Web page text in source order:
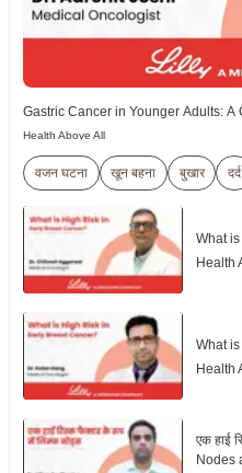
Gastric Cancer in Younger Adults: A
Health Above All
वजन घटना खून बहना बुखार दर्द
What
Health
What
Health
एक हाई
Nodes